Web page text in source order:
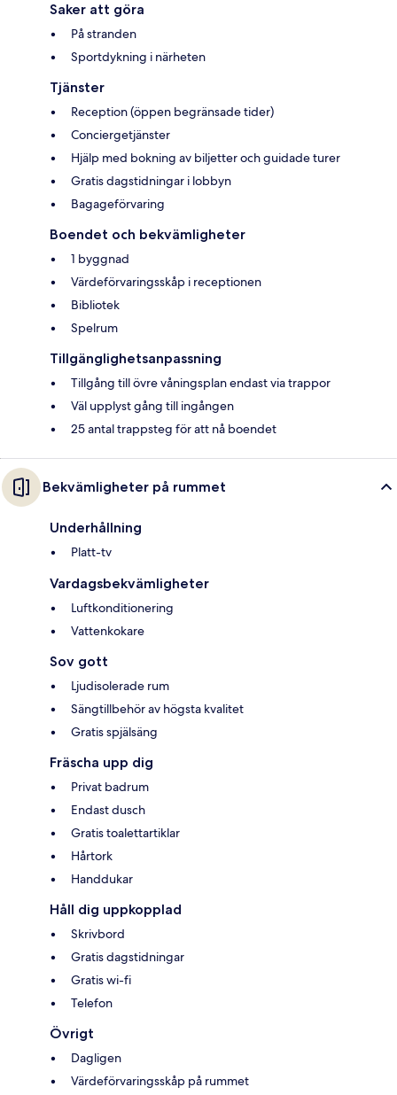
Saker att göra
På stranden
Sportdykning i närheten
Tjänster
Reception (öppen begränsade tider)
Conciergetjänster
Hjälp med bokning av biljetter och guidade turer
Gratis dagstidningar i lobbyn
Bagageförvaring
Boendet och bekvämligheter
1 byggnad
Värdeförvaringsskåp i receptionen
Bibliotek
Spelrum
Tillgänglighetsanpassning
Tillgång till övre våningsplan endast via trappor
Väl upplyst gång till ingången
25 antal trappsteg för att nå boendet
Bekvämligheter på rummet
Underhållning
Platt-tv
Vardagsbekvämligheter
Luftkonditionering
Vattenkokare
Sov gott
Ljudisolerade rum
Sängtillbehör av högsta kvalitet
Gratis spjälsäng
Fräscha upp dig
Privat badrum
Endast dusch
Gratis toalettartiklar
Hårtork
Handdukar
Håll dig uppkopplad
Skrivbord
Gratis dagstidningar
Gratis wi-fi
Telefon
Övrigt
Dagligen
Värdeförvaringsskåp på rummet